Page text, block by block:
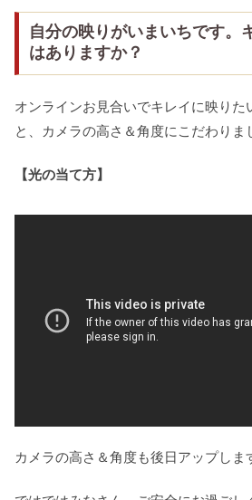
自分の映りがいまいちです。
はありますか？
オンラインお見合いでキレイに映りた
と、カメラの高さ＆角度にこだわりま
【光の当て方】
カメラの高さ＆角度も後日アップしま